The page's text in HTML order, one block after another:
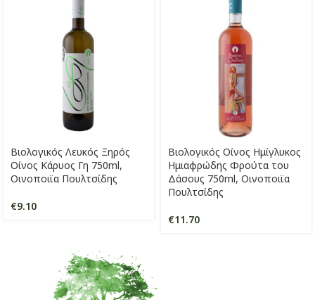
Βιολογικός Λευκός Ξηρός
Οίνος Κάρυος Γη 750ml,
Οινοποιϊα Πουλτσίδης
€9.10
Βιολογικός Οίνος Ημίγλυκος
Ημιαφρώδης Φρούτα του
Δάσους 750ml, Οινοποιϊα
Πουλτσίδης
€11.70